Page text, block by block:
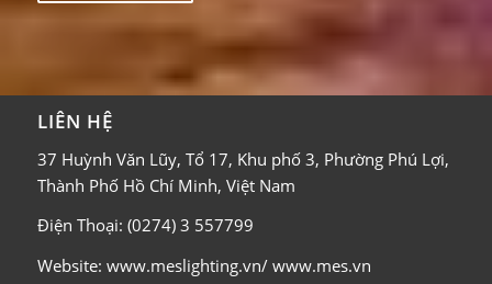
LIÊN HỆ
37 Huỳnh Văn Lũy, Tổ 17, Khu phố 3, Phường Phú Lợi,
Thành Phố Hồ Chí Minh, Việt Nam
Điện Thoại: (0274) 3 557799
Website: www.meslighting.vn/ www.mes.vn